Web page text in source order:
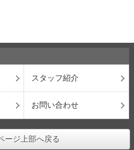
スタッフ紹介
お問い合わせ
ージ上部へ戻る